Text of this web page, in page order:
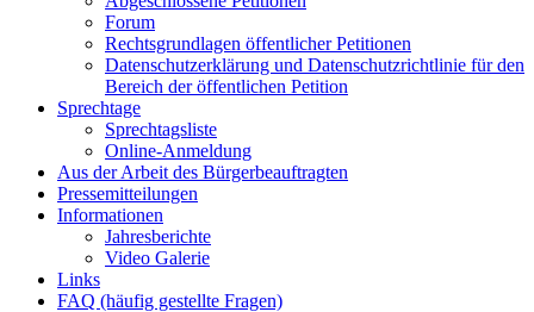
Forum
Rechtsgrundlagen öffentlicher Petitionen
Datenschutzerklärung und Datenschutzrichtlinie für den
Bereich der öffentlichen Petition
Sprechtage
Sprechtagsliste
Online-Anmeldung
Aus der Arbeit des Bürgerbeauftragten
Pressemitteilungen
Informationen
Jahresberichte
Video Galerie
Links
FAQ (häufig gestellte Fragen)